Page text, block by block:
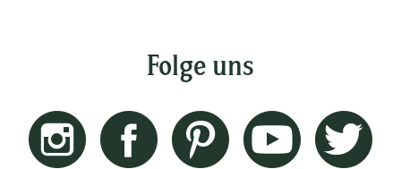
Folge uns
Instagram Facebook Pinterest Youtube